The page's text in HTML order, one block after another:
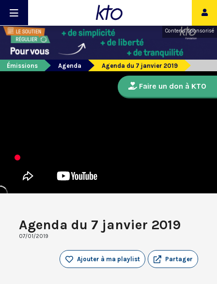
Contenu sponsorisé
Émissions Agenda Agenda du 7 janvier 2019
Agenda du 7 janvier 2019
07/01/2019
Partager
Ajouter à ma playlist
Faire un don à KTO